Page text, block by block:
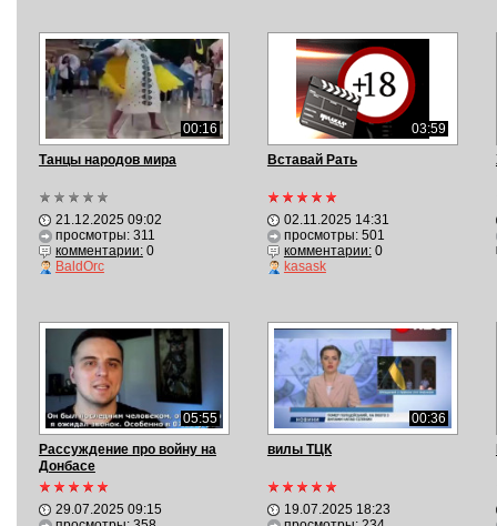
00:16
Танцы народов мира
21.12.2025 09:02
просмотры: 311
комментарии:0
BaldOrc
03:59
Вставай Рать
02.11.2025 14:31
просмотры: 501
комментарии:0
kasask
05:55
Рассуждение про войну на
Донбасе
29.07.2025 09:15
00:36
вилы ТЦК
19.07.2025 18:23